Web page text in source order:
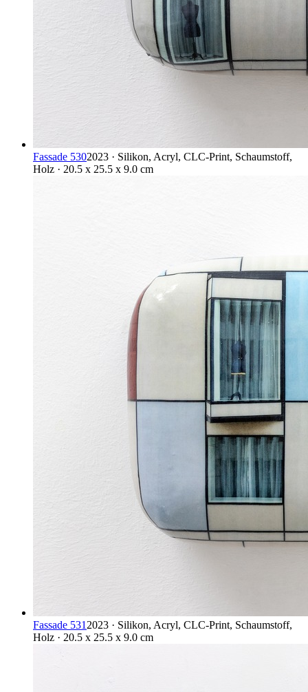
Fassade 5302023 · Silikon, Acryl, CLC-Print, Schaumstoff,
Holz · 20.5 x 25.5 x 9.0 cm
Fassade 531 2023 · Silikon, Acryl, CLC-Print, Schaumstoff,
Holz · 20.5 x 25.5 x 9.0 cm